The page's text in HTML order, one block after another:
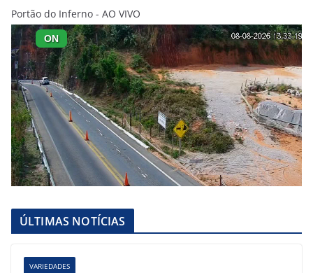
Portão do Inferno - AO VIVO
ÚLTIMAS NOTÍCIAS
VARIEDADES